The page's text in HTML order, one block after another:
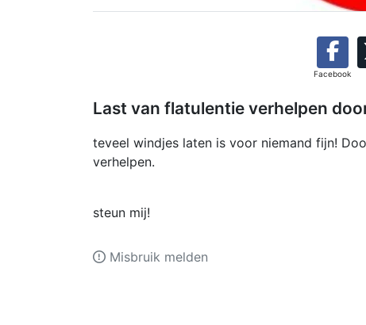
Facebook
Last van flatulentie verhelpen
teveel windjes laten is voor niemand fijn!
verhelpen.
steun mij!
Misbruik melden